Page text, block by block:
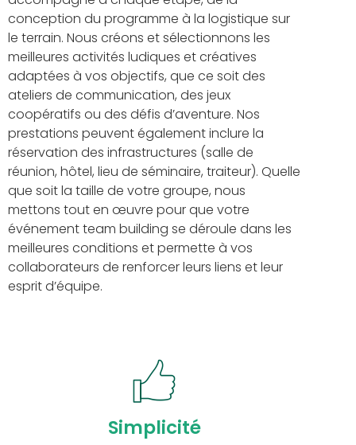
conception du programme à la logistique sur
le terrain. Nous créons et sélectionnons les
meilleures activités ludiques et créatives
adaptées à vos objectifs, que ce soit des
ateliers de communication, des jeux
coopératifs ou des défis d’aventure. Nos
prestations peuvent également inclure la
réservation des infrastructures (salle de
réunion, hôtel, lieu de séminaire, traiteur). Quelle
que soit la taille de votre groupe, nous
mettons tout en œuvre pour que votre
événement team building se déroule dans les
meilleures conditions et permette à vos
collaborateurs de renforcer leurs liens et leur
esprit d’équipe.
Simplicité